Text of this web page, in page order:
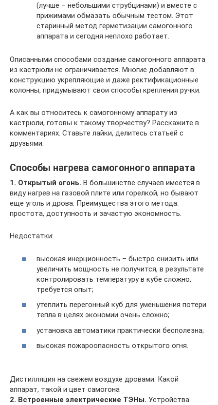
(лучше – небольшими струбцинами) и вместе с
прижимами обмазать обычным тестом. Этот
старинный метод герметизации самогонного
аппарата и сегодня неплохо работает.
Описанными способами создание самогонного аппарата
из кастрюли не ограничивается. Многие добавляют в
конструкцию укрепляющие и даже ректификационные
колонны, придумывают свои способы крепления ручки.
А как вы относитесь к самогонному аппарату из
кастрюли, готовы к такому творчеству? Расскажите в
комментариях. Ставьте лайки, делитесь статьей с
друзьями.
Способы нагрева самогонного аппарата
1. Открытый огонь. В большинстве случаев имеется в
виду нагрев на газовой плите или горелкой, но бывают
еще уголь и дрова. Преимущества этого метода:
простота, доступность и зачастую экономность.
Недостатки:
высокая инерционность – быстро снизить или
увеличить мощность не получится, в результате
контролировать температуру в кубе сложно,
требуется опыт;
утеплить перегонный куб для уменьшения потери
тепла в целях экономии очень сложно;
установка автоматики практически бесполезна;
высокая пожароопасность открытого огня.
Дистилляция на свежем воздухе дровами. Какой
аппарат, такой и цвет самогона
2. Встроенные электрические ТЭНы. Устройства